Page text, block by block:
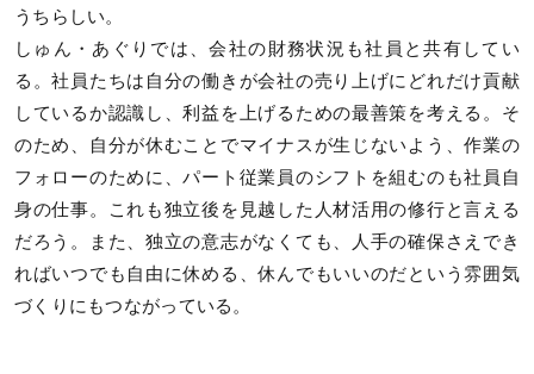
うちらしい。
しゅん・あぐりでは、会社の財務状況も社員と共有してい
る。社員たちは自分の働きが会社の売り上げにどれだけ貢献
しているか認識し、利益を上げるための最善策を考える。そ
のため、自分が休むことでマイナスが生じないよう、作業の
フォローのために、パート従業員のシフトを組むのも社員自
身の仕事。これも独立後を見越した人材活用の修行と言える
だろう。また、独立の意志がなくても、人手の確保さえでき
ればいつでも自由に休める、休んでもいいのだという雰囲気
づくりにもつながっている。